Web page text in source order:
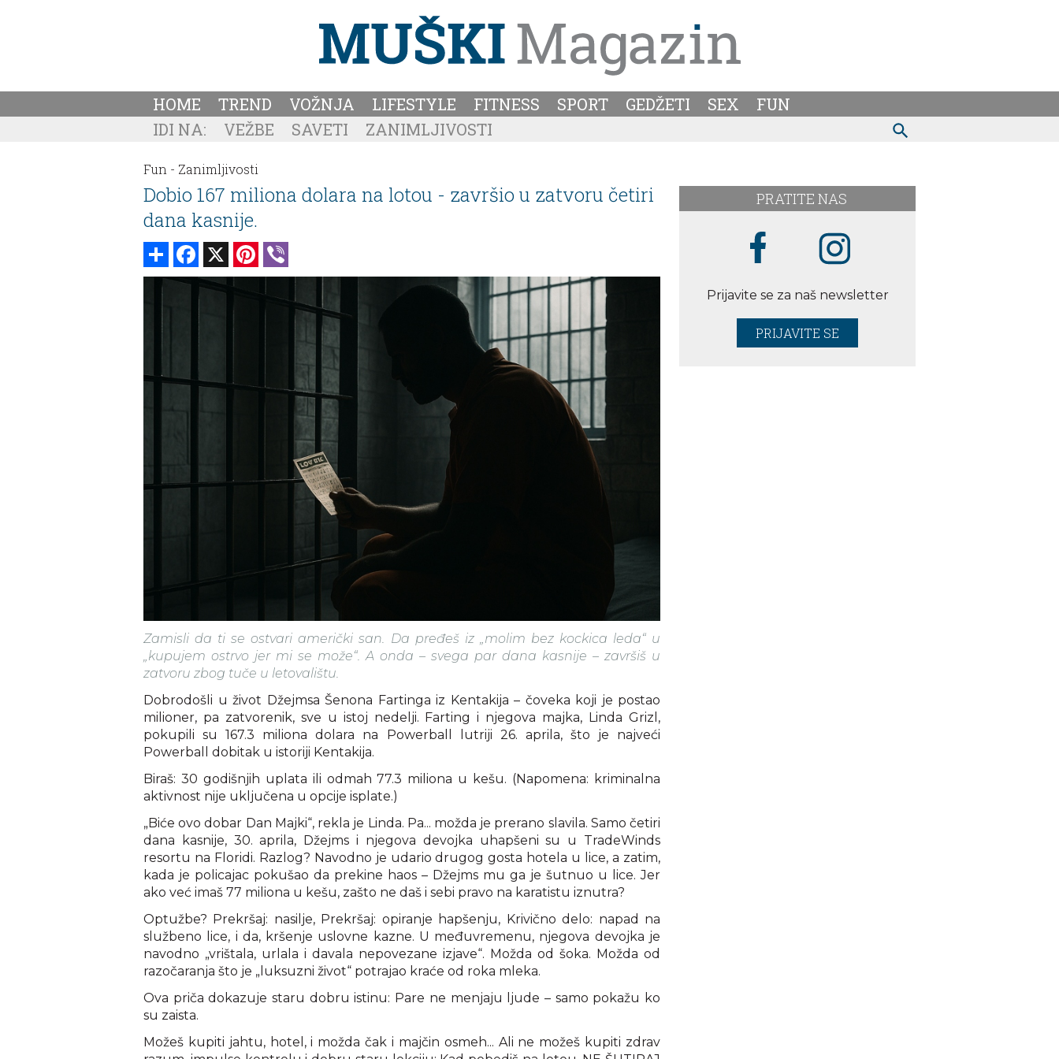
HOME TREND VOŽNJA LIFESTYLE FITNESS SPORT GEDŽETI SEX
FUN
IDI NA:
VEŽBE SAVETI ZANIMLJIVOSTI
Fun - Zanimljivosti
Dobio 167 miliona dolara na lotou - završio u zatvoru četiri
dana kasnije.
Share Facebook Pinterest
Zamisli da ti se ostvari američki san. Da pređeš iz „molim bez kockica leda“ u
„kupujem ostrvo jer mi se može“. A onda – svega par dana kasnije – završiš u
zatvoru zbog tuče u letovalištu.
Dobrodošli u život Džejmsa Šenona Fartinga iz Kentakija – čoveka koji je postao
milioner, pa zatvorenik, sve u istoj nedelji. Farting i njegova majka, Linda Grizl,
pokupili su 167.3 miliona dolara na Powerball lutriji 26. aprila, što je najveći
Powerball dobitak u istoriji Kentakija.
Biraš: 30 godišnjih uplata ili odmah 77.3 miliona u kešu. (Napomena: kriminalna
aktivnost nije uključena u opcije isplate.)
„Biće ovo dobar Dan Majki“, rekla je Linda. Pa... možda je prerano slavila. Samo četiri
dana kasnije, 30. aprila, Džejms i njegova devojka uhapšeni su u TradeWinds
resortu na Floridi. Razlog? Navodno je udario drugog gosta hotela u lice, a zatim,
kada je policajac pokušao da prekine haos – Džejms mu ga je šutnuo u lice. Jer
ako već imaš 77 miliona u kešu, zašto ne daš i sebi pravo na karatistu iznutra?
Optužbe? Prekršaj: nasilje, Prekršaj: opiranje hapšenju, Krivično delo: napad na
službeno lice, i da, kršenje uslovne kazne. U međuvremenu, njegova devojka je
navodno „vrištala, urlala i davala nepovezane izjave“. Možda od šoka. Možda od
razočaranja što je „luksuzni život“ potrajao kraće od roka mleka.
Ova priča dokazuje staru dobru istinu: Pare ne menjaju ljude – samo pokažu ko
su zaista.
Možeš kupiti jahtu, hotel, i možda čak i majčin osmeh... Ali ne možeš kupiti zdrav
PRATITE NAS
Prijavite se za naš newsletter
PRIJAVITE SE